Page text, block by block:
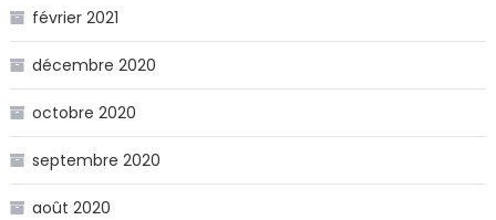
février 2021
décembre 2020
octobre 2020
septembre 2020
août 2020